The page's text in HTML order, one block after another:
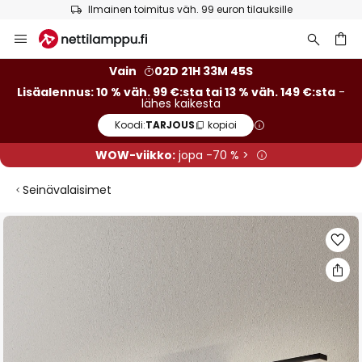
Ilmainen toimitus väh. 99 euron tilauksille
to
Vain
02D 21H 33M 44S
Lisäalennus: 10 % väh. 99 €:sta tai 13 % väh. 149 €:sta -
lähes kaikesta
Koodi:TARJOUS kopioi
WOW-viikko:jopa -70 % >
Seinävalaisimet
Skip
images